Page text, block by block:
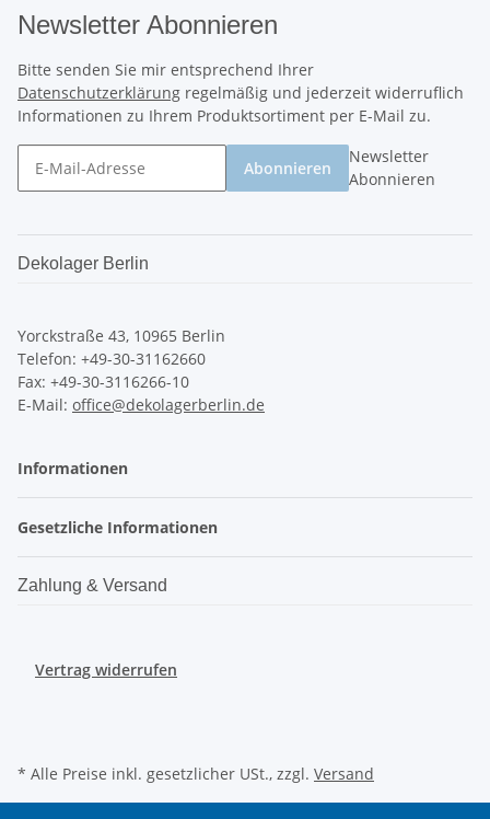
Newsletter Abonnieren
Bitte senden Sie mir entsprechend Ihrer
Datenschutzerklärung regelmäßig und jederzeit widerruflich
Informationen zu Ihrem Produktsortiment per E-Mail zu.
Abonnieren
Newsletter
Abonnieren
Dekolager Berlin
Yorckstraße 43, 10965 Berlin
Telefon: +49-30-31162660
Fax: +49-30-3116266-10
E-Mail: office@dekolagerberlin.de
Informationen
Gesetzliche Informationen
Zahlung & Versand
Vertrag widerrufen
* Alle Preise inkl. gesetzlicher USt., zzgl. Versand